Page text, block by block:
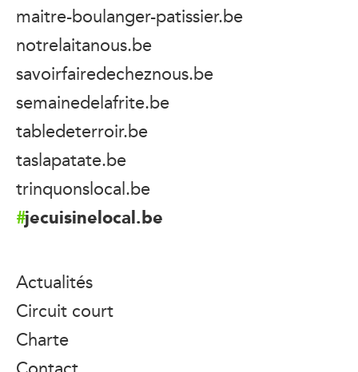
maitre-boulanger-patissier.be
notrelaitanous.be
savoirfairedecheznous.be
semainedelafrite.be
tabledeterroir.be
taslapatate.be
trinquonslocal.be
jecuisinelocal.be
Actualités
Circuit court
Charte